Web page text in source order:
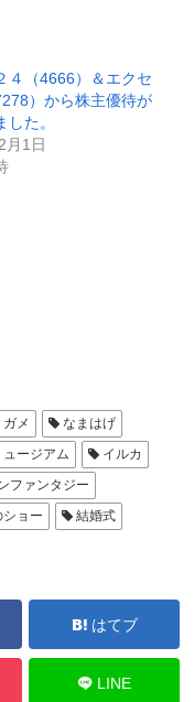
４（4666）＆エクセ
）から株主優待が
した。
月1日
メ
なまはげ
ュージアム
イルカ
ファンタジー
ョー 結婚式
はてブ
LINE